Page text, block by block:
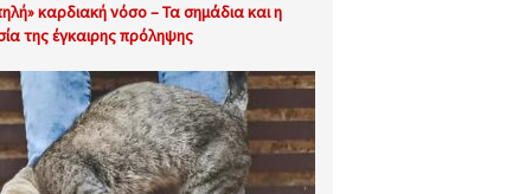
καρδιακή νόσο – Τα σημάδια και η
της έγκαιρης πρόληψης